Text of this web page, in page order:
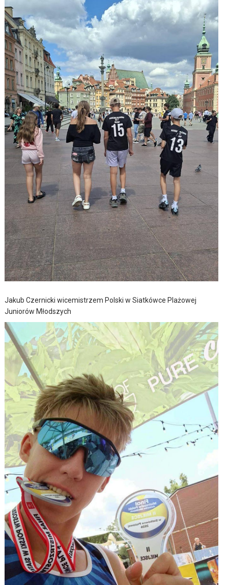
Jakub Czernicki wicemistrzem Polski w Siatkówce Plażowej
Juniorów Młodszych